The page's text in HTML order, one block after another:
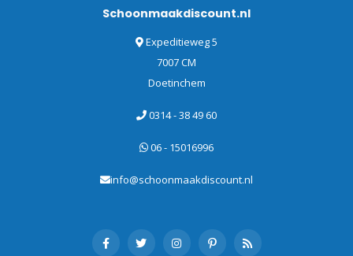
sproei-extractiemachines voor het extra goed reinigen van
eenschijfsmachines, schrob-zuigautomaten en veegmachines.
De versacare lijn van Numatic is een mooie productlijn met
wasverzamelwagens, hotelwagens en divese moppen. In deze
Schoonmaakdiscount.nl
Expeditieweg 5
7007 CM
Doetinchem
0314 - 38 49 60
06 - 15016996
info@schoonmaakdiscount.nl